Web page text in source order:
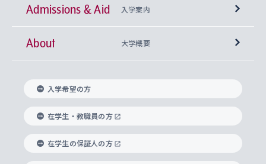
文学部
総合人間科学部
経済学部
外国語学部
上智大学の全学共通教育
基盤教育センター
キリスト教人間学
身体知
思考と表現
上智大学の語学教育
言語教育研究センター
上智大学のグローバル教育
グローバル教育センター
上智大学で学ぶ
学びのサポート
大学院
キリスト教文化研究所
中世思想研究所
国際言語情報研究所
グローバル・コンサーン研究所
Sophia Open Research Weeks (SORW)
産官学連携
知的財産
研究支援制度
重点領域研究・自由課題研究
研究活動に関する法令・研究費の使用について
学期区分と授業時間割
課外活動
課外教育プログラム
ボランティア活動
グローバルな学びのコミュニティ
学生の相談窓口
心身の健康相談
キャリア形成サポート
Admissions & Aid 入学案内
上智大学で取得できる学位
入れの方針）
科目等履修生
研究生・外国人特別研究生・国費留学生
About 大学概要
理事長・学長メッセージ
学長・副学長紹介
上智大学の精神
上智大学の理念
グローバルエンゲージメント
入学希望の方
在学生・教職員の方
在学生の保証人の方